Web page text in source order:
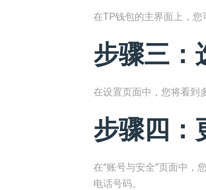
在TP钱包的主界面上，您
步骤三：
在设置页面中，您将看到
步骤四：
在“账号与安全”页面中，
电话号码。